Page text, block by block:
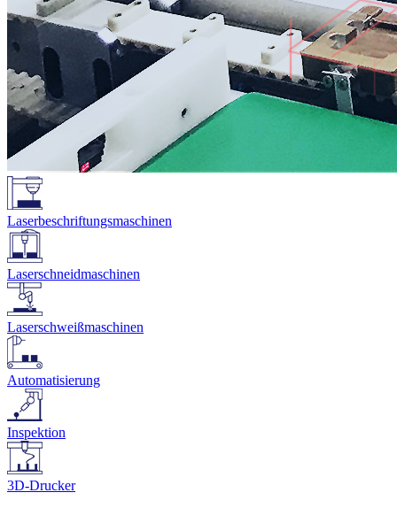
Laserbeschriftungsmaschinen
Laserschneidmaschinen
Laserschweißmaschinen
Automatisierung
Inspektion
3D-Drucker